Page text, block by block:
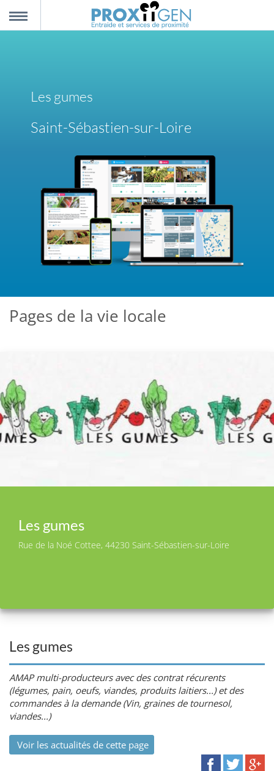
Les gumes
Saint-Sébastien-sur-Loire
Pages de la vie locale
Les gumes
Rue de la Noé Cottee, 44230 Saint-Sébastien-sur-Loire
Les gumes
AMAP multi-producteurs avec des contrat récurents
(légumes, pain, oeufs, viandes, produits laitiers...) et des
commandes à la demande (Vin, graines de tournesol,
viandes...)
Voir les actualités de cette page